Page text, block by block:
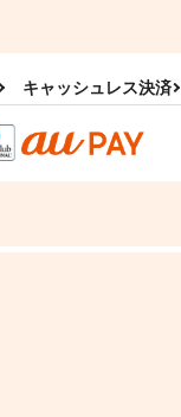
キャッシュレス決済